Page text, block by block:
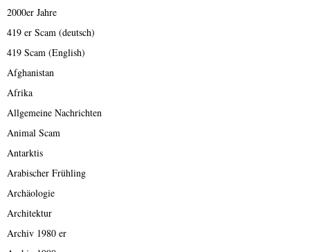
2000er Jahre
419 er Scam (deutsch)
419 Scam (English)
Afghanistan
Afrika
Allgemeine Nachrichten
Animal Scam
Antarktis
Arabischer Frühling
Archäologie
Architektur
Archiv 1980 er